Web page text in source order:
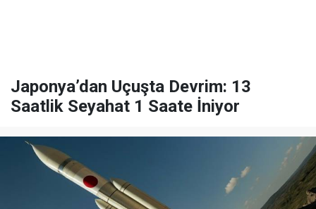
Japonya’dan Uçuşta Devrim: 13
Saatlik Seyahat 1 Saate İniyor